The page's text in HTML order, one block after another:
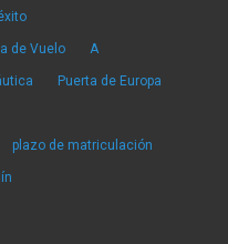
de Vuelo A
Puerta de Europa
plazo de matriculación